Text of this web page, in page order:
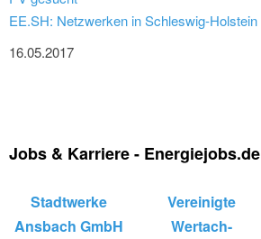
EE.SH: Netzwerken in Schleswig-Holstein
16.05.2017
Jobs & Karriere - Energiejobs.de
Stadtwerke
Ansbach GmbH
Vereinigte
Wertach-